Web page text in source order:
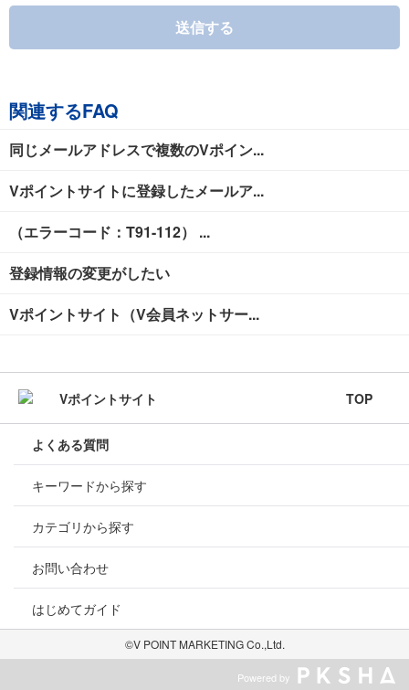
送信する
関連するFAQ
同じメールアドレスで複数のVポイン...
Vポイントサイトに登録したメールア...
（エラーコード：T91-112） ...
登録情報の変更がしたい
Vポイントサイト（V会員ネットサー...
TOP
よくある質問
キーワードから探す
カテゴリから探す
お問い合わせ
はじめてガイド
©V POINT MARKETING Co.,Ltd.
Powered by